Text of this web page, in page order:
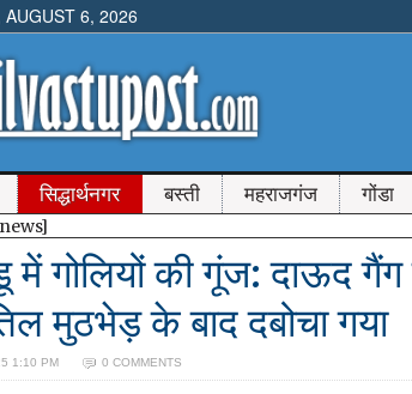
AUGUST 6, 2026
सिद्धार्थनगर बस्ती महराजगंज गोंडा
में गोलियों की गूंज: दाऊद
मुठभेड़ के बाद दबोचा गया
1:10 PM 0 COMMENTS